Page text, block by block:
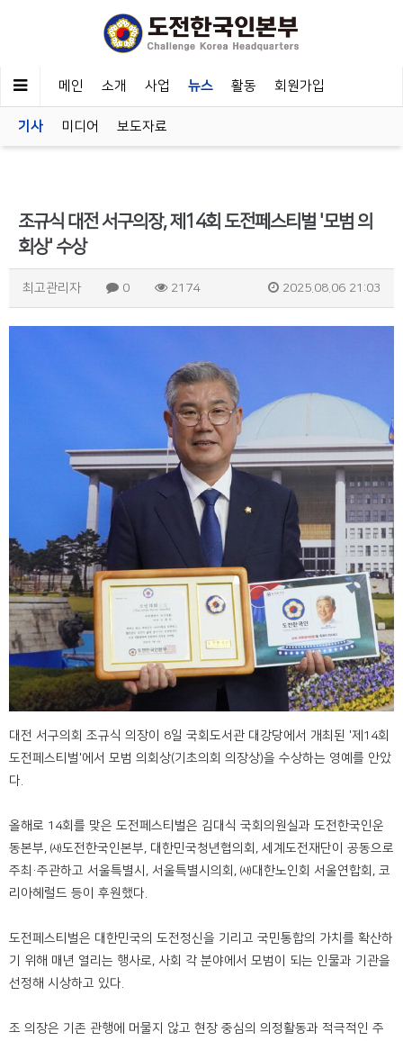
메인 소개 사업 뉴스 활동 회원가입
기사 미디어 보도자료
조규식 대전 서구의장, 제14회 도전페스티벌 '모범 의
회상' 수상
최고관리자 0 2174 2025.08.06 21:03
대전 서구의회 조규식 의장이 8일 국회도서관 대강당에서 개최된 '제14회
도전페스티벌'에서 모범 의회상(기초의회 의장상)을 수상하는 영예를 안았
다.
올해로 14회를 맞은 도전페스티벌은 김대식 국회의원실과 도전한국인운
동본부, ㈔도전한국인본부, 대한민국청년협의회, 세계도전재단이 공동으로
주최·주관하고 서울특별시, 서울특별시의회, ㈔대한노인회 서울연합회, 코
리아헤럴드 등이 후원했다.
도전페스티벌은 대한민국의 도전정신을 기리고 국민통합의 가치를 확산하
기 위해 매년 열리는 행사로, 사회 각 분야에서 모범이 되는 인물과 기관을
선정해 시상하고 있다.
조 의장은 기존 관행에 머물지 않고 현장 중심의 의정활동과 적극적인 주